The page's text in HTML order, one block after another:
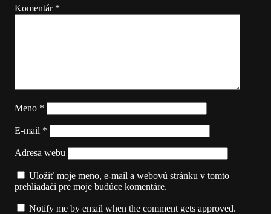
Komentár *
Meno *
E-mail *
Adresa webu
Uložiť moje meno, e-mail a webovú stránku v tomto
prehliadači pre moje budúce komentáre.
Notify me by email when the comment gets approved.